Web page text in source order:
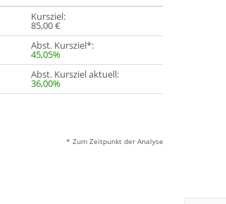
Kursziel:
85,00 €
Abst. Kursziel*:
45,05%
Abst. Kursziel aktuell:
36,00%
* Zum Zeitpunkt der Analyse